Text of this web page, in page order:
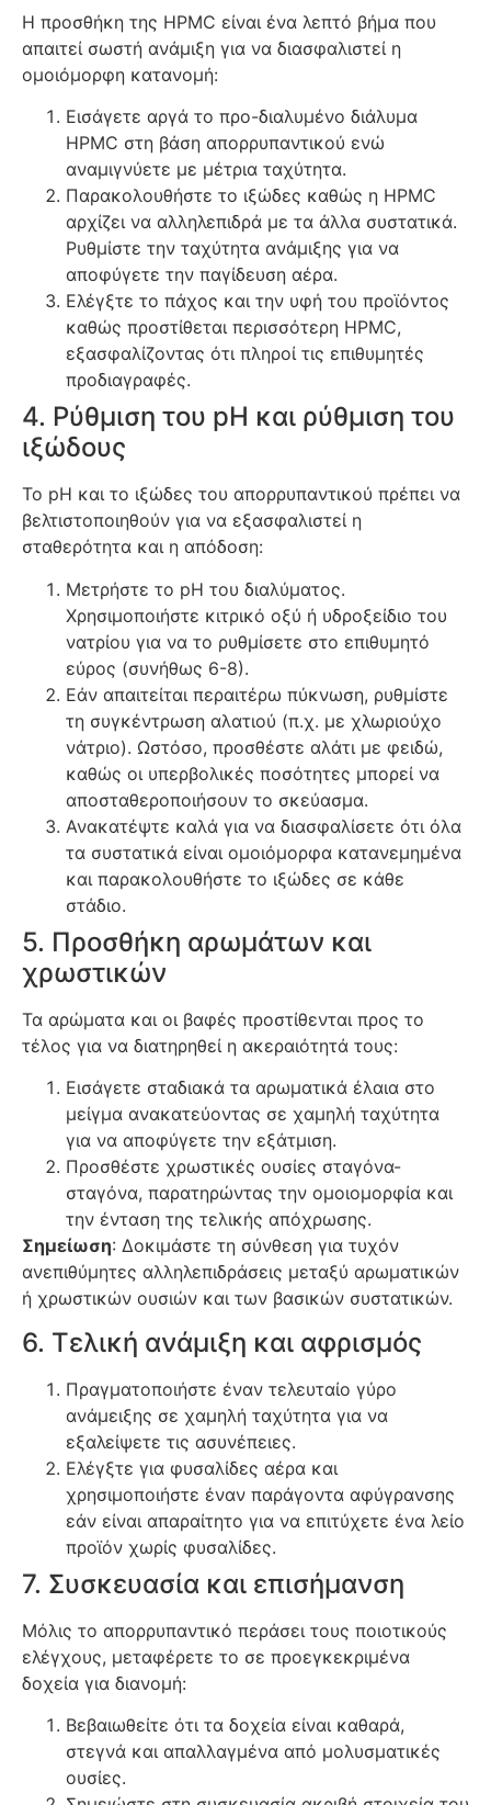
Η προσθήκη της HPMC είναι ένα λεπτό βήμα που
απαιτεί σωστή ανάμιξη για να διασφαλιστεί η
ομοιόμορφη κατανομή:
Εισάγετε αργά το προ-διαλυμένο διάλυμα
HPMC στη βάση απορρυπαντικού ενώ
αναμιγνύετε με μέτρια ταχύτητα.
Παρακολουθήστε το ιξώδες καθώς η HPMC
αρχίζει να αλληλεπιδρά με τα άλλα συστατικά.
Ρυθμίστε την ταχύτητα ανάμιξης για να
αποφύγετε την παγίδευση αέρα.
Ελέγξτε το πάχος και την υφή του προϊόντος
καθώς προστίθεται περισσότερη HPMC,
εξασφαλίζοντας ότι πληροί τις επιθυμητές
προδιαγραφές.
4. Ρύθμιση του pH και ρύθμιση του
ιξώδους
Το pH και το ιξώδες του απορρυπαντικού πρέπει να
βελτιστοποιηθούν για να εξασφαλιστεί η
σταθερότητα και η απόδοση:
Μετρήστε το pH του διαλύματος.
Χρησιμοποιήστε κιτρικό οξύ ή υδροξείδιο του
νατρίου για να το ρυθμίσετε στο επιθυμητό
εύρος (συνήθως 6-8).
Εάν απαιτείται περαιτέρω πύκνωση, ρυθμίστε
τη συγκέντρωση αλατιού (π.χ. με χλωριούχο
νάτριο). Ωστόσο, προσθέστε αλάτι με φειδώ,
καθώς οι υπερβολικές ποσότητες μπορεί να
αποσταθεροποιήσουν το σκεύασμα.
Ανακατέψτε καλά για να διασφαλίσετε ότι όλα
τα συστατικά είναι ομοιόμορφα κατανεμημένα
και παρακολουθήστε το ιξώδες σε κάθε
στάδιο.
5. Προσθήκη αρωμάτων και
χρωστικών
Τα αρώματα και οι βαφές προστίθενται προς το
τέλος για να διατηρηθεί η ακεραιότητά τους:
Εισάγετε σταδιακά τα αρωματικά έλαια στο
μείγμα ανακατεύοντας σε χαμηλή ταχύτητα
για να αποφύγετε την εξάτμιση.
Προσθέστε χρωστικές ουσίες σταγόνα-
σταγόνα, παρατηρώντας την ομοιομορφία και
την ένταση της τελικής απόχρωσης.
Σημείωση: Δοκιμάστε τη σύνθεση για τυχόν
ανεπιθύμητες αλληλεπιδράσεις μεταξύ αρωματικών
ή χρωστικών ουσιών και των βασικών συστατικών.
6. Τελική ανάμιξη και αφρισμός
Πραγματοποιήστε έναν τελευταίο γύρο
ανάμειξης σε χαμηλή ταχύτητα για να
εξαλείψετε τις ασυνέπειες.
Ελέγξτε για φυσαλίδες αέρα και
χρησιμοποιήστε έναν παράγοντα αφύγρανσης
εάν είναι απαραίτητο για να επιτύχετε ένα λείο
προϊόν χωρίς φυσαλίδες.
7. Συσκευασία και επισήμανση
Μόλις το απορρυπαντικό περάσει τους ποιοτικούς
ελέγχους, μεταφέρετε το σε προεγκεκριμένα
δοχεία για διανομή:
Βεβαιωθείτε ότι τα δοχεία είναι καθαρά,
στεγνά και απαλλαγμένα από μολυσματικές
ουσίες.